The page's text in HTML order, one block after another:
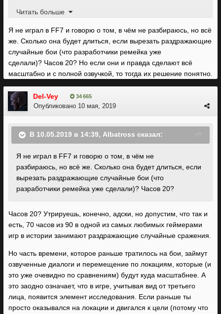
нажимаешь кнопку, чтобы показалось следующее окошко
с текстом, контента там наверняка вагон и маленькая
тележка, просто он быстро пробегается. И всё равно 89
часов набралось. Если весь этот контент воссоздавать на
современный лад, то есть с озвучкой и постановкой в
диалогах, с полноценными масштабными локациями и
так далее, то выйдет безумно дорогущая огромная AAA-
игра часов на, допустим, 120-130.
Читать больше
Я не играл в FF7 и говорю о том, в чём не разбираюсь, но всё
же. Сколько она будет длиться, если вырезать раздражающие
случайные бои (что разработчики ремейка уже
сделали)? Часов 20? Но если они и правда сделают всё
масштабно и с полной озвучкой, то тогда их решение понятно.
Del-Vey 34 665
Опубликовано 10 мая, 2019
В 10.05.2019 в 14:39, Albatross сказал:
Я не играл в FF7 и говорю о том, в чём не
разбираюсь, но всё же. Сколько она будет длиться, если
вырезать раздражающие случайные бои (что
разработчики ремейка уже сделали)? Часов 20?
Часов 20? Утрируешь, конечно, адски, но допустим, что так и
есть, 70 часов из 90 в одной из самых любимых геймерами
игр в истории занимают раздражающие случайные сражения.
Но часть времени, которое раньше тратилось на бои, займут
озвученные диалоги и перемещение по локациям, которые (и
это уже очевидно по сравнениям) будут куда масштабнее. А
это заодно означает, что в игре, учитывая вид от третьего
лица, появится элемент исследования. Если раньше ты
просто оказывался на локации и двигался к цели (потому что